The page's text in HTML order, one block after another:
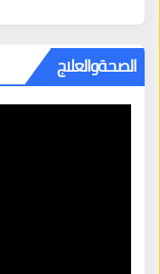
الصحةوالعلاج